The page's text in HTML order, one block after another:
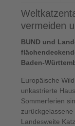
vermeiden
BUND und
Baden-
Europäische
unkastrierte
Sommerferien
Landesweite